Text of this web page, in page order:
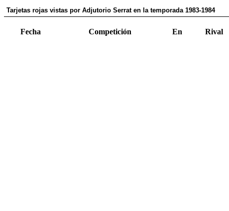
Tarjetas rojas vistas por Adjutorio Serrat en la temporada 1983-1984
Fecha Competición En Rival